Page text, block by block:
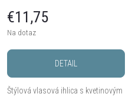
€11,75
Na dotaz
DETAIL
Štýlová vlasová ihlica s kvetinovým